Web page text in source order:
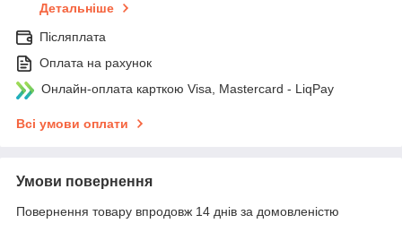
Детальніше
Післяплата
Оплата на рахунок
Онлайн-оплата карткою Visa, Mastercard - LiqPay
Всі умови оплати
Умови повернення
Повернення товару впродовж 14 днів за домовленістю